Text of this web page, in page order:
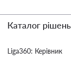
Каталог рішень
Liga360: Керівник